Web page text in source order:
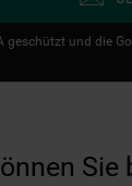
geschützt und die